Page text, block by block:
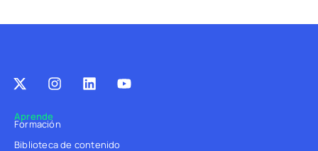
Aprende
Formación
Biblioteca de contenido